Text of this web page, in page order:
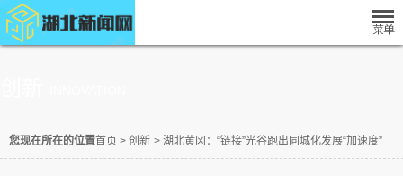
您现在所在的位置首页 > 创新 > 湖北黄冈：“链接”光谷跑出同城化发展“加速度”